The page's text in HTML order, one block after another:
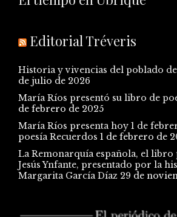
Editorial Tréveris
Historia y vivencias del poblado
de julio de 2026
María Ríos presentó su libro de
de febrero de 2025
María Ríos presenta hoy 1 de
poesía Recuerdos 1 de febrero de
La Remonarquía española, el libro
Jesús Ynfante, presentado por la
Margarita García Díaz 29 de